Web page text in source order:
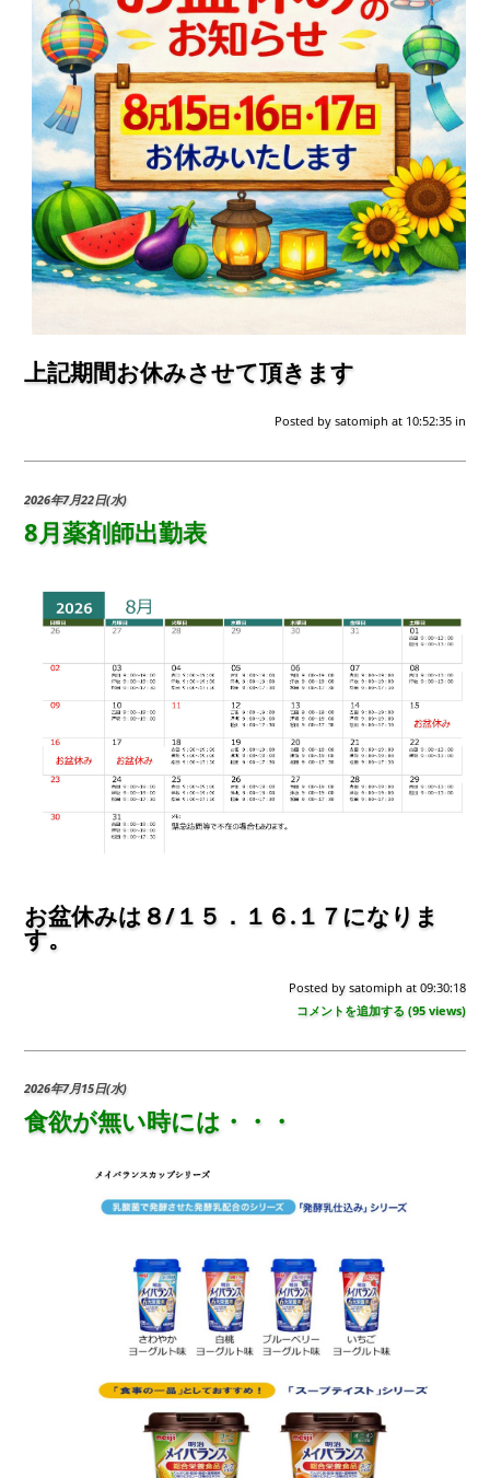
上記期間お休みさせて頂きます
Posted by satomiph at 10:52:35 in
2026年7月22日(水)
8月薬剤師出勤表
お盆休みは８/１５．１６.１７になりま
す。
Posted by satomiph at 09:30:18
コメントを追加する (95views)
2026年7月15日(水)
食欲が無い時には・・・